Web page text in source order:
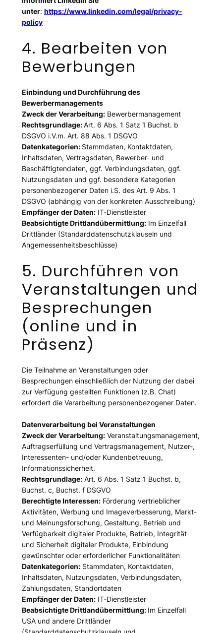
unter: https://www.linkedin.com/legal/privacy-
policy
4. Bearbeiten von
Bewerbungen
Einbindung und Durchführung des
Bewerbermanagements
Zweck der Verarbeitung:Bewerbermanagement
Rechtsgrundlage:Art. 6 Abs. 1 Satz 1 Buchst. b
DSGVO i.V.m. Art. 88 Abs. 1 DSGVO
Datenkategorien: Stammdaten, Kontaktdaten,
Inhaltsdaten, Vertragsdaten, Bewerber- und
Beschäftigtendaten, ggf. Verbindungsdaten, ggf.
Nutzungsdaten und ggf. besondere Kategorien
personenbezogener Daten i.S. des Art. 9 Abs. 1
DSGVO (abhängig von der konkreten Ausschreibung)
Empfänger der Daten:IT-Dienstleister
Beabsichtigte Drittlandübermittlung:Im Einzelfall
Drittländer (Standarddatenschutzklauseln und
Angemessenheitsbeschlüsse)
5. Durchführen von
Veranstaltungen und
Besprechungen
(online und in
Präsenz)
Die Teilnahme an Veranstaltungen oder
Besprechungen einschließlich der Nutzung der dabei
zur Verfügung gestellten Funktionen (z.B. Chat)
erfordert die Verarbeitung personenbezogener Daten.
Datenverarbeitung bei Veranstaltungen
Zweck der Verarbeitung:Veranstaltungsmanagement,
Auftragserfüllung und Vertragsmanagement, Nutzer-,
Interessenten- und/oder Kundenbetreuung,
Informationssicherheit.
Rechtsgrundlage:Art. 6 Abs. 1 Satz 1 Buchst. b,
Buchst. c, Buchst. f DSGVO
Berechtigte Interessen:Förderung vertrieblicher
Aktivitäten, Werbung und Imageverbesserung, Markt-
und Meinungsforschung, Gestaltung, Betrieb und
Verfügbarkeit digitaler Produkte, Betrieb, Integrität
und Sicherheit digitaler Produkte, Einbindung
gewünschter oder erforderlicher Funktionalitäten
Datenkategorien:Stammdaten, Kontaktdaten,
Inhaltsdaten, Nutzungsdaten, Verbindungsdaten,
Zahlungsdaten, Standortdaten
Empfänger der Daten:IT-Dienstleister
Beabsichtigte Drittlandübermittlung: Im Einzelfall
USA und andere Drittländer